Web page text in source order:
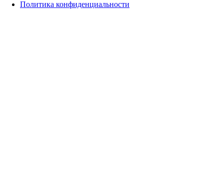
Политика конфиденциальности